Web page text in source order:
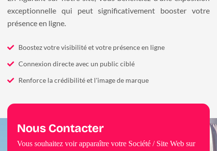
exceptionnelle qui peut significativement booster votre
présence en ligne.
Boostez votre visibilité et votre présence en ligne
Connexion directe avec un public ciblé
Renforce la crédibilité et l'image de marque
Nous Contacter
Vous souhaitez voir apparaître votre Société / Site Web sur